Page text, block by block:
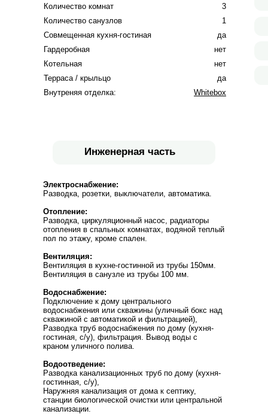
3
1
да
нет
нет
да
Whitebox
Количество комнат
Количество санузлов
Совмещенная кухня-гостиная
Гардеробная
Котельная
Терраса / крыльцо
Внутреняя отделка:
Электроснабжение:
Разводка, розетки, выключатели, автоматика.
Отопление:
Разводка, циркуляционный насос, радиаторы
отопления в спальных комнатах, водяной теплый
пол по этажу, кроме спален.
Вентиляция:
Вентиляция в кухне-гостинной из трубы 150мм.
Вентиляция в санузле из трубы 100 мм.
Водоснабжение:
Подключение к дому центрального
водоснабжения или скважины (уличный бокс над
скважиной с автоматикой и фильтрацией),
Разводка труб водоснабжения по дому (кухня-
гостиная, с/у), фильтрация. Вывод воды с
краном уличного полива.
Водоотведение:
Разводка канализационных труб по дому (кухня-
гостинная, с/у),
Наружняя канализация от дома к септику,
станции биологической очистки или центральной
канализации.
Инженерная часть